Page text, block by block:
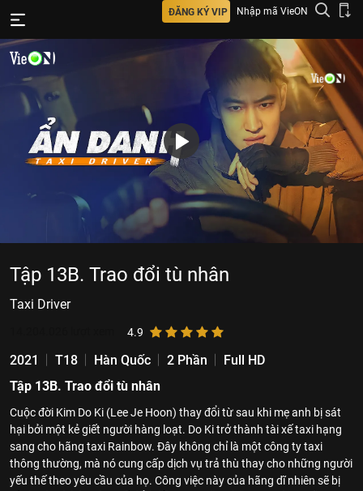
ĐĂNG KÝ VIP Nhập mã VieON
Tập 13B. Trao đổi tù nhân
Taxi Driver
4.9
2021 T18 Hàn Quốc 2 Phần
Full HD
Tập 13B. Trao đổi tù nhân
Cuộc đời Kim Do Ki (Lee Je Hoon) thay đổi từ sau khi mẹ anh bị sát
hại bởi một kẻ giết người hàng loạt. Do Ki trở thành tài xế taxi hạng
sang cho hãng taxi Rainbow. Đây không chỉ là một công ty taxi
thông thường, mà nó cung cấp dịch vụ trả thù thay cho những người
yếu thế theo yêu cầu của họ. Công việc này của hãng dĩ nhiên sẽ bị